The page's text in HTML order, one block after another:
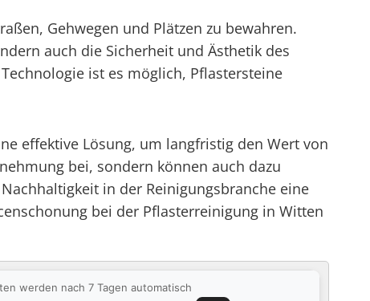
Gehwegen und Plätzen zu bewahren.
auch die Sicherheit und Ästhetik des
ist es möglich, Pflastersteine
effektive Lösung, um langfristig den Wert von
bei, sondern können auch dazu
in der Reinigungsbranche eine
bei der Pflasterreinigung in Witten
werden nach 7 Tagen automatisch